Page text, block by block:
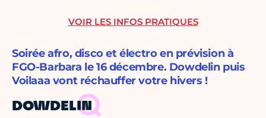
Soirée afro, disco et électro en prévision à
FGO-Barbara le 16 décembre. Dowdelin puis
Voilaaa vont réchauffer votre hivers !
DOWDELIN
VOIR LES INFOS PRATIQUES